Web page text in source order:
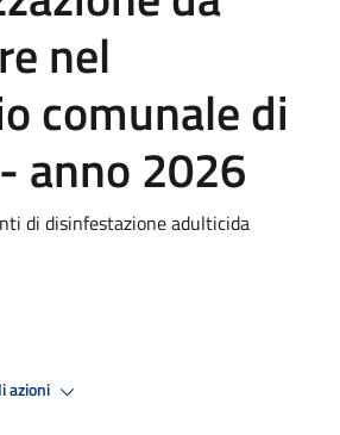
nel
comunale di
anno 2026
di disinfestazione adulticida
azioni